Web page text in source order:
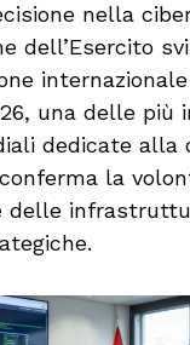
nella
dell’Esercito
internazionale
una delle più
dedicate alla
la
delle